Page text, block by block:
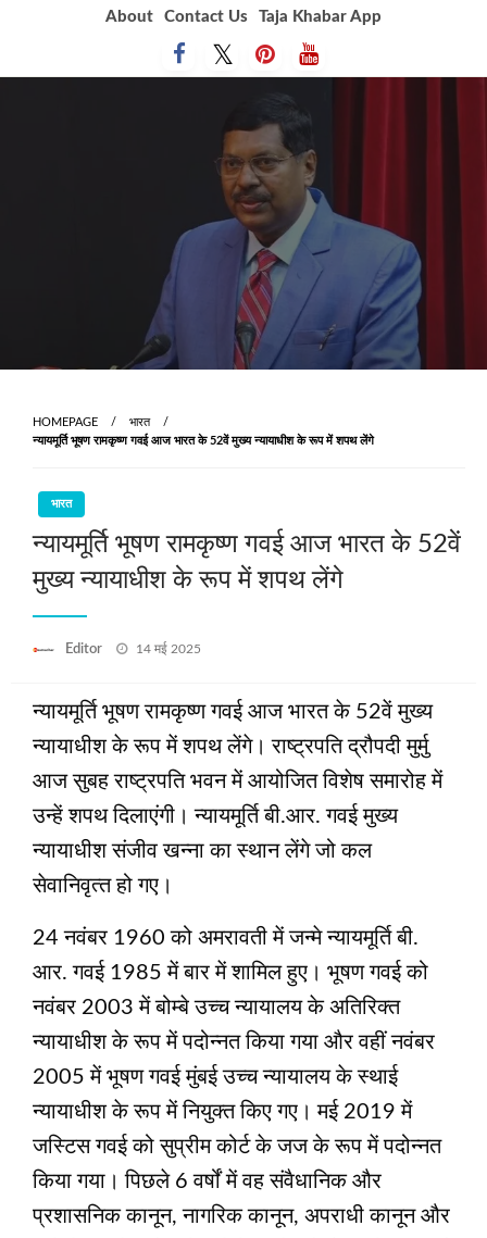
About Contact Us Taja Khabar App
HOMEPAGE
भारत
न्यायमूर्ति भूषण रामकृष्ण गवई आज भारत के 52वें मुख्य न्यायाधीश के रूप में शपथ लेंगे
भारत
न्यायमूर्ति भूषण रामकृष्ण गवई आज भारत के 52वें
मुख्य न्यायाधीश के रूप में शपथ लेंगे
Editor
Posted
14 मई 2025
न्‍यायमूर्ति भूषण रामकृष्‍ण गवई आज भारत के 52वें मुख्‍य
न्‍यायाधीश के रूप में शपथ लेंगे। राष्‍ट्रपति द्रौपदी मुर्मु
आज सुबह राष्‍ट्रपति भवन में आयोजित विशेष समारोह में
उन्‍हें शपथ दिलाएंगी। न्‍यायमूर्ति बी.आर. गवई मुख्‍य
न्‍यायाधीश संजीव खन्‍ना का स्‍थान लेंगे जो कल
सेवानिवृत्‍त हो गए।
24 नवंबर 1960 को अमरावती में जन्मे न्यायमूर्ति बी.
आर. गवई 1985 में बार में शामिल हुए। भूषण गवई को
नवंबर 2003 में बोम्बे उच्च न्यायालय के अतिरिक्त
न्यायाधीश के रूप में पदोन्नत किया गया और वहीं नवंबर
2005 में भूषण गवई मुंबई उच्च न्यायालय के स्थाई
न्यायाधीश के रूप में नियुक्त किए गए। मई 2019 में
जस्टिस गवई को सुप्रीम कोर्ट के जज के रूप में पदोन्नत
किया गया। पिछले 6 वर्षों में वह संवैधानिक और
प्रशासनिक कानून, नागरिक कानून, अपराधी कानून और